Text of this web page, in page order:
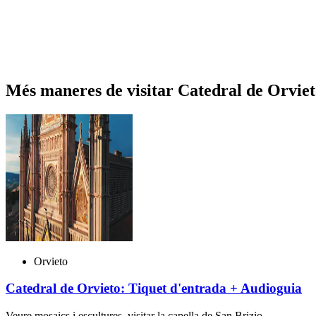
Més maneres de visitar Catedral de
Orvieto
Catedral de Orvieto: Tiquet d'entrada + Audioguia